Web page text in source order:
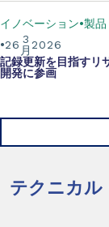
3
月
26 2026
イノベーション 製品
記録更新を目指すリ
開発に参画
テクニカル